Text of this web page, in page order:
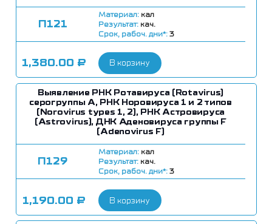
П121
Материал: кал
Результат: кач.
Срок, рабоч. дни*:3
1,380.00 ₽ В корзину
Выявление РНК Ротавируса (Rotavirus)
серогруппы A, РНК Норовируса 1 и 2 типов
(Norovirus types 1, 2), РНК Астровируса
(Astrovirus), ДНК Аденовируса группы F
(Adenovirus F)
П129
Материал: кал
Результат: кач.
Срок, рабоч. дни*:3
1,190.00 ₽ В корзину